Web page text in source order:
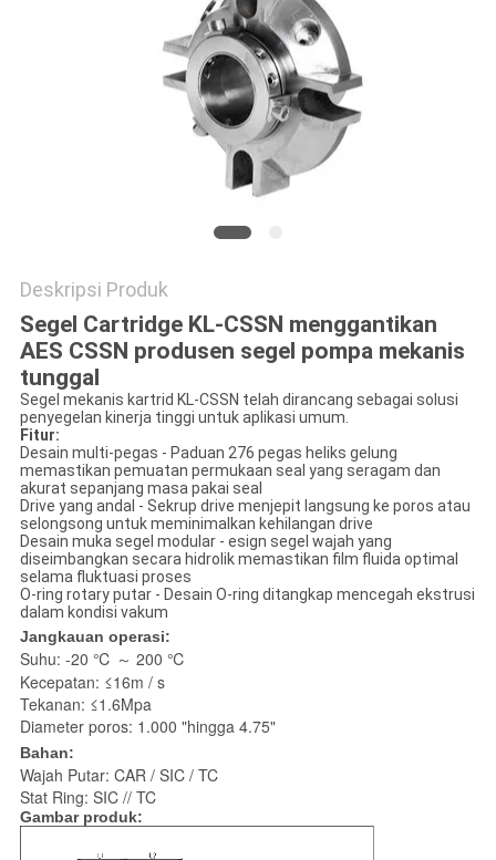
Deskripsi Produk
Segel Cartridge KL-CSSN menggantikan
AES CSSN produsen segel pompa mekanis
tunggal
Segel mekanis kartrid KL-CSSN telah dirancang sebagai solusi
penyegelan kinerja tinggi untuk aplikasi umum.
Fitur:
Desain multi-pegas - Paduan 276 pegas heliks gelung
memastikan pemuatan permukaan seal yang seragam dan
akurat sepanjang masa pakai seal
Drive yang andal - Sekrup drive menjepit langsung ke poros atau
selongsong untuk meminimalkan kehilangan drive
Desain muka segel modular - esign segel wajah yang
diseimbangkan secara hidrolik memastikan film fluida optimal
selama fluktuasi proses
O-ring rotary putar - Desain O-ring ditangkap mencegah ekstrusi
dalam kondisi vakum
Jangkauan operasi:
Suhu: -20 ℃ ～ 200 ℃
Kecepatan: ≤16m / s
Tekanan: ≤1.6Mpa
Diameter poros: 1.000 "hingga 4.75"
Bahan:
Wajah Putar: CAR / SIC / TC
Stat Ring: SIC // TC
Gambar produk: